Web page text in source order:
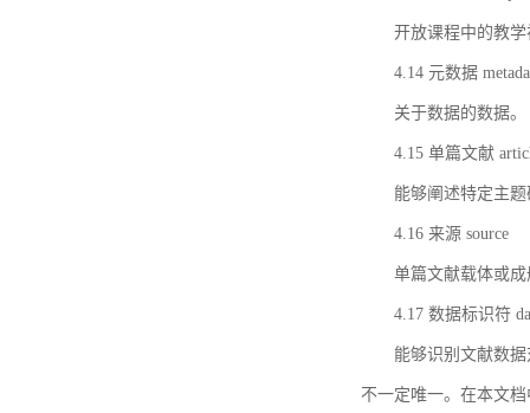
开放课程中的教
4.14 元数据
关于数据的数据。
4.15 单篇文献
能够阐述特定主
4.16 来源 source
单篇文献载体或
4.17 数据标识符
能够识别文献数
不一定唯一。在本文